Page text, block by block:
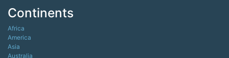
Continents
Africa
America
Asia
Australia